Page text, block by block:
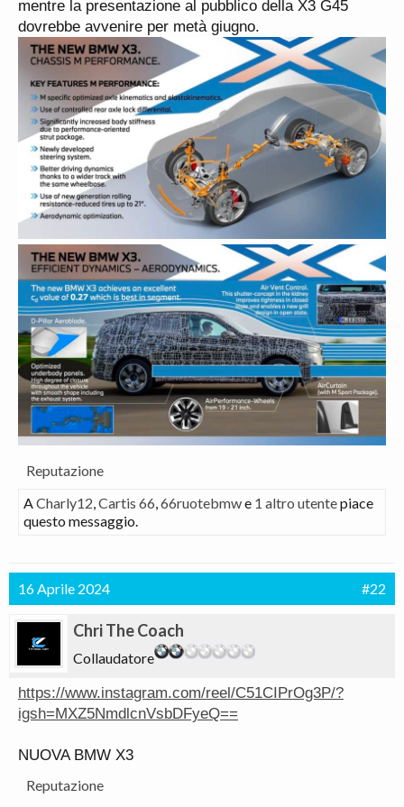
mentre la presentazione al pubblico della X3 G45
dovrebbe avvenire per metà giugno.
Reputazione
ACharly12,Cartis 66,66ruotebmwe 1 altro utentepiace
questo messaggio.
16 Aprile 2024 #22
Chri The Coach
Collaudatore
https://www.instagram.com/reel/C51CIPrOg3P/?
igsh=MXZ5NmdlcnVsbDFyeQ==
NUOVA BMW X3
Reputazione